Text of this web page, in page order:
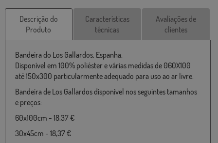
Descrição do
Produto
Características
técnicas
Avaliações de
clientes
Bandeira do Los Gallardos, Espanha.
Disponível em 100% poliéster e várias medidas de 060X100
até 150x300 particularmente adequado para uso ao ar livre.
Bandeira de Los Gallardos disponível nos seguintes tamanhos
e preços:
60x100cm - 18,37 €
30x45cm - 18,37 €